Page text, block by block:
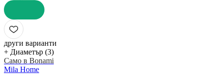
ДОБАВИ
други варианти
+ Диаметър (3)
Само в Bonami
Mila Home